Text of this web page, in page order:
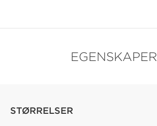
EGENSKAPER
STØRRELSER